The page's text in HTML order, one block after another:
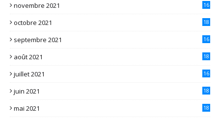
novembre 2021 16
octobre 2021 18
septembre 2021 16
août 2021 18
juillet 2021 16
juin 2021 18
mai 2021 18